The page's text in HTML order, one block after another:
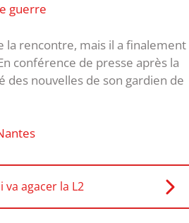
guerre
la rencontre, mais il a finalement
conférence de presse après la
des nouvelles de son gardien de
va agacer la L2